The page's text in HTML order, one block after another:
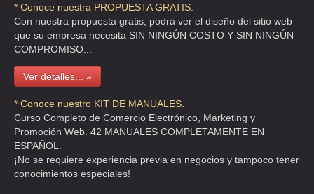
TEL:(55)2651-5137
* Conoce nuestra PROPUESTA GRATIS.
Con nuestra propuesta gratis, podrá ver el diseño del sitio web
que su empresa necesita SIN NINGÚN COSTO Y SIN NINGÚN
COMPROMISO...
Ver detalles... »
* Conoce nuestro KIT DE MANUALES.
Curso Completo de Comercio Electrónico, Marketing y
Promoción Web. 42 MANUALES COMPLETAMENTE EN
ESPAÑOL.
¡No se requiere experiencia previa en negocios y tampoco tener
conocimientos especiales!